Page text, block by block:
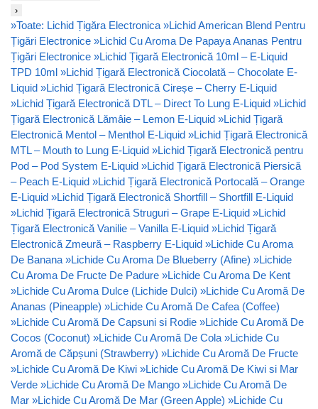
›
»Toate: Lichid Țigăra Electronica »Lichid American Blend Pentru
Țigări Electronice »Lichid Cu Aroma De Papaya Ananas Pentru
Țigări Electronice »Lichid Țigară Electronică 10ml – E-Liquid
TPD 10ml »Lichid Țigară Electronică Ciocolată – Chocolate E-
Liquid »Lichid Țigară Electronică Cireșe – Cherry E-Liquid
»Lichid Țigară Electronică DTL – Direct To Lung E-Liquid »Lichid
Țigară Electronică Lămâie – Lemon E-Liquid »Lichid Țigară
Electronică Mentol – Menthol E-Liquid »Lichid Țigară Electronică
MTL – Mouth to Lung E-Liquid »Lichid Țigară Electronică pentru
Pod – Pod System E-Liquid »Lichid Țigară Electronică Piersică
– Peach E-Liquid »Lichid Țigară Electronică Portocală – Orange
E-Liquid »Lichid Țigară Electronică Shortfill – Shortfill E-Liquid
»Lichid Țigară Electronică Struguri – Grape E-Liquid »Lichid
Țigară Electronică Vanilie – Vanilla E-Liquid »Lichid Țigară
Electronică Zmeură – Raspberry E-Liquid »Lichide Cu Aroma
De Banana »Lichide Cu Aroma De Blueberry (Afine) »Lichide
Cu Aroma De Fructe De Padure »Lichide Cu Aroma De Kent
»Lichide Cu Aroma Dulce (Lichide Dulci) »Lichide Cu Aromă De
Ananas (Pineapple) »Lichide Cu Aromă De Cafea (Coffee)
»Lichide Cu Aromă De Capsuni si Rodie »Lichide Cu Aromă De
Cocos (Coconut) »Lichide Cu Aromă De Cola »Lichide Cu
Aromă de Căpșuni (Strawberry) »Lichide Cu Aromă De Fructe
»Lichide Cu Aromă De Kiwi »Lichide Cu Aromă De Kiwi si Mar
Verde »Lichide Cu Aromă De Mango »Lichide Cu Aromă De
Mar »Lichide Cu Aromă De Mar (Green Apple) »Lichide Cu